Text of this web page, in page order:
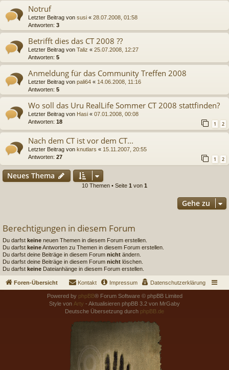
Notruf
Letzter Beitrag von susi « 28.07.2008, 01:58
Antworten: 3
Betrifft dies das CT 2008 ??
Letzter Beitrag von Taliz « 25.07.2008, 12:27
Antworten: 5
Anmeldung für das Community Treffen 2008
Letzter Beitrag von pali64 « 14.06.2008, 11:16
Antworten: 5
Wo soll das Uru RealLife Sommer CT 2008 stattfinden?
Letzter Beitrag von Hasi « 07.01.2008, 00:08
Antworten: 18 1 2
Nach dem CT ist vor dem CT...
Letzter Beitrag von knutlars « 15.11.2007, 20:55
Antworten: 27 1 2
Neues Thema
10 Themen • Seite 1 von 1
Gehe zu
Berechtigungen in diesem Forum
Du darfst keine neuen Themen in diesem Forum erstellen.
Du darfst keineAntworten zu Themen in diesem Forum erstellen.
Du darfst deine Beiträge in diesem Forum nicht ändern.
Du darfst deine Beiträge in diesem Forum nicht löschen.
Du darfst keine Dateianhänge in diesem Forum erstellen.
Foren-Übersicht Datenschutzerklärung
Impressum
Kontakt
Powered by phpBB® Forum Software © phpBB Limited
Style von Arty - Aktualisieren phpBB 3.2 von MrGaby
Deutsche Übersetzung durch phpBB.de